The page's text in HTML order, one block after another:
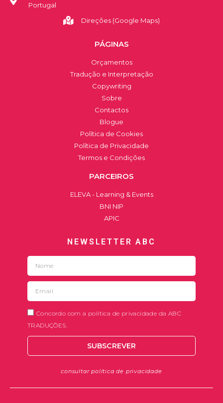
Portugal
Direções (Google Maps)
PÁGINAS
Orçamentos
Tradução e Interpretação
Copywriting
Sobre
Contactos
Blogue
Política de Cookies
Política de Privacidade
Termos e Condições
PARCEIROS
ELEVA - Learning & Events
BNI NIP
APIC
NEWSLETTER ABC
Concordo com a política de privacidade da ABC
TRADUÇÕES.
SUBSCREVER
consultar política de privacidade